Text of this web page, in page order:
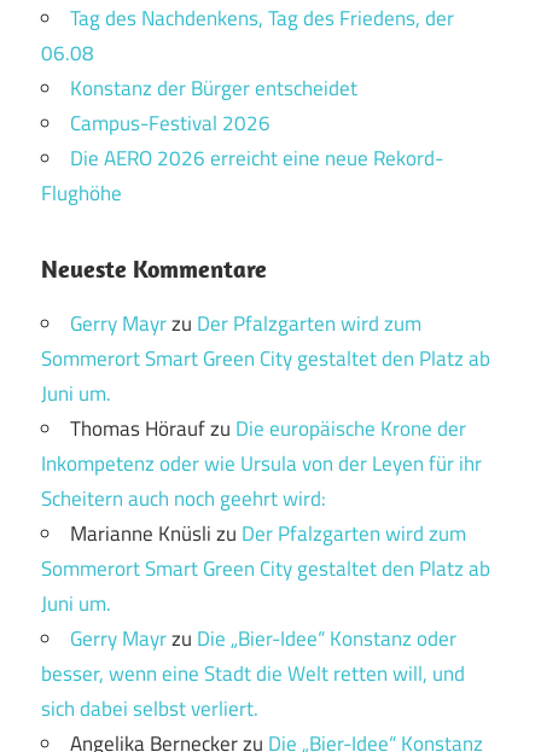
Tag des Nachdenkens, Tag des Friedens, der
06.08
Konstanz der Bürger entscheidet
Campus-Festival 2026
Die AERO 2026 erreicht eine neue Rekord-
Flughöhe
Neueste Kommentare
Gerry Mayrzu Der Pfalzgarten wird zum
Sommerort Smart Green City gestaltet den Platz ab
Juni um.
Thomas Höraufzu Die europäische Krone der
Inkompetenz oder wie Ursula von der Leyen für ihr
Scheitern auch noch geehrt wird:
Marianne Knüslizu Der Pfalzgarten wird zum
Sommerort Smart Green City gestaltet den Platz ab
Juni um.
Gerry Mayrzu Die „Bier-Idee“ Konstanz oder
besser, wenn eine Stadt die Welt retten will, und
sich dabei selbst verliert.
Angelika Berneckerzu Die „Bier-Idee“ Konstanz